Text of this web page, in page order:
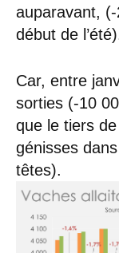
auparavant,
début de
Car, entre
sorties (-10
que le tiers
génisses
têtes).